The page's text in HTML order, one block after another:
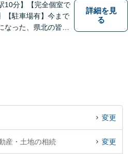
10分】【完全個室で
【駐車場有】今まで
なった、県北の皆さ
詳細を見
る
変更
産・土地の相続 変更